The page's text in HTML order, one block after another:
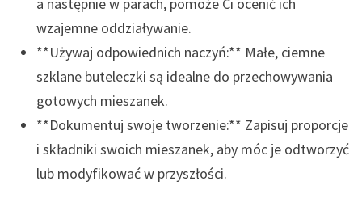
wzajemne oddziaływanie.
**Używaj odpowiednich naczyń:** Małe, ciemne
szklane buteleczki są idealne do przechowywania
gotowych mieszanek.
**Dokumentuj swoje tworzenie:** Zapisuj proporcje
i składniki swoich mieszanek, aby móc je odtworzyć
lub modyfikować w przyszłości.